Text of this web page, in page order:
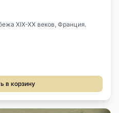
XIX-XX веков, Франция.
в корзину